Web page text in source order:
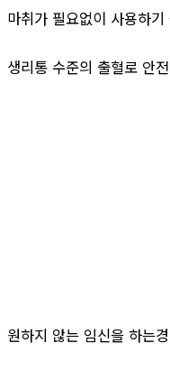
마취가 필요없이 사용하
생리통 수준의 출혈로 안
원하지 않는 임신을 하는